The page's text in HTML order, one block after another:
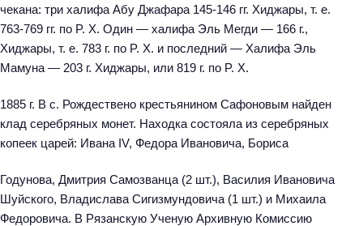
чекана: три халифа Абу Джафара 145-146 гг. Хиджары, т. е.
763-769 гг. по P. X. Один — халифа Эль Мегди — 166 г.,
Хиджары, т. е. 783 г. по P. X. и последний — Халифа Эль
Мамуна — 203 г. Хиджары, или 819 г. по P. X.
1885 г. В с. Рождествено крестьянином Сафоновым найден
клад серебряных монет. Находка состояла из серебряных
копеек царей: Ивана IV, Федора Ивановича, Бориса
Годунова, Дмитрия Самозванца (2 шт.), Василия Ивановича
Шуйского, Владислава Сигизмундовича (1 шт.) и Михаила
Федоровича. В Рязанскую Ученую Архивную Комиссию